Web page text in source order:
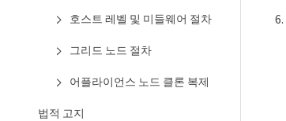
호스트 레벨 및 미들웨어 절차
그리드 노드 절차
어플라이언스 노드 클론 복제
법적 고지